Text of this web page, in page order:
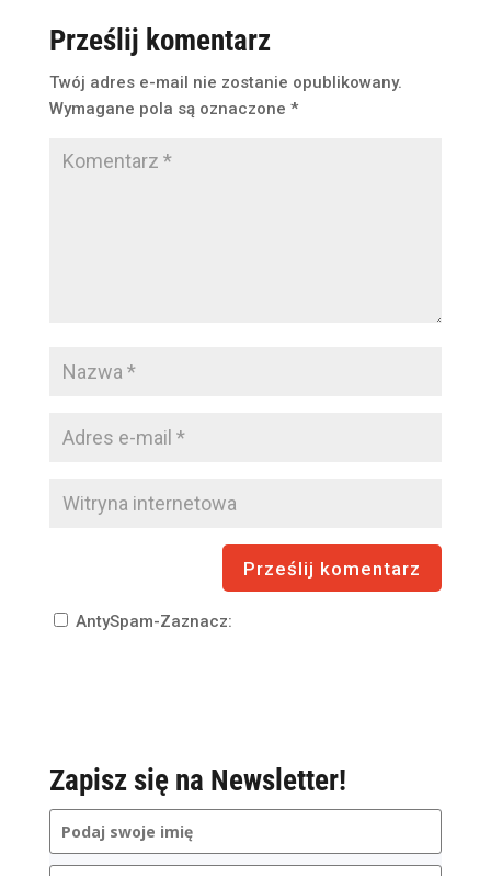
Prześlij komentarz
Twój adres e-mail nie zostanie opublikowany.
Wymagane pola są oznaczone *
AntySpam-Zaznacz:
Zapisz się na Newsletter!